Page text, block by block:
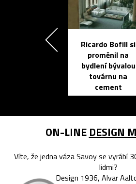
Ricardo Bofill si
proměnil na
bydlení bývalou
továrnu na
cement
ON-LINE DESIGN
Víte, že jedna váza Savoy se vyrábí
lidmi?
Design 1936, Alvar